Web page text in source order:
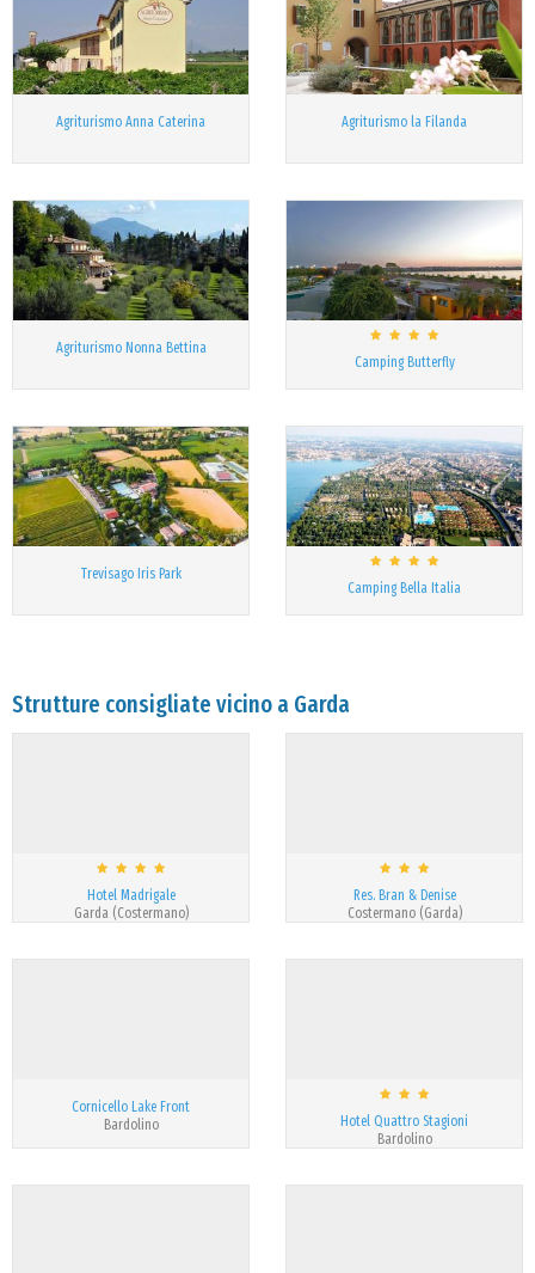
Agriturismo Anna Caterina Agriturismo la Filanda
Agriturismo Nonna Bettina
Camping Butterfly
Trevisago Iris Park
Camping Bella Italia
Strutture consigliate vicino a Garda
Hotel Madrigale
Garda (Costermano)
Res. Bran & Denise
Costermano (Garda)
Cornicello Lake Front
Bardolino
Hotel Quattro Stagioni
Bardolino